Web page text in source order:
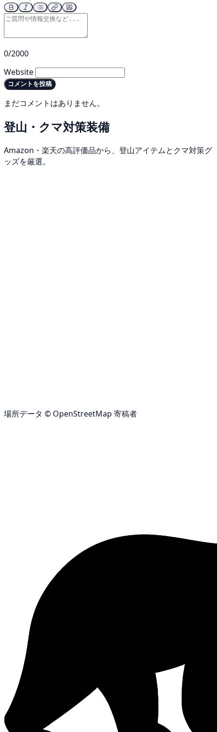
0/2000
Website
コメントを投稿
まだコメントはありません。
登山・クマ対策装備
Amazon・楽天の高評価品から、登山アイテムとクマ対策グ
ッズを厳選。
場所データ © OpenStreetMap 寄稿者